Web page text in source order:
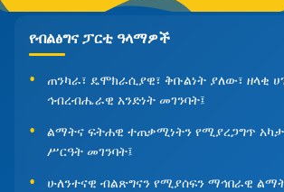
የብልፅግና ፓርቲ ዓላማዎች
ጠንካራ፣ ዴሞክራሲያዊ፣ ቅቡልነት ያለው፣ ዘላቂ
ኅብረብሔራዊ አንድነት መገንባት፤
ልማትና ፍትሐዊ ተጠቃሚነትን የሚያረጋግጥ
ሥርዓት መገንባት፤
ሁለንተናዊ ብልጽግናን የሚያሰፍን ማኅበራዊ